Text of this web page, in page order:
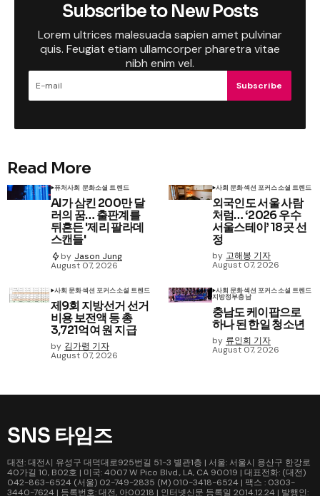
Subscribe to New Posts
Lorem ultrices malesuada sapien amet pulvinar
quis. Feugiat etiam ullamcorper pharetra vitae
nibh enim vel.
Subscribe
Read More
퓨처사회 문화소셜 트렌드
AI가 삼킨 200만 달
러의 꿈… 출판계를
뒤흔든 '제리 팔라데
스캔들'
by Jason Jung
August 07, 2026
사회 문화섹션 포커스소셜 트렌드
외국인도 서울 사람
처럼… ‘2026 우수
서울스테이’ 18곳 선
정
by 고해봉 기자
August 07, 2026
사회 문화섹션 포커스소셜 트렌드
제9회 지방선거 선거
비용 보전액 등 총
3,721억여 원 지급
by 김가령 기자
August 07, 2026
사회 문화섹션 포커스소셜 트렌드
지방정부충남
충남도 케이팝으로
하나 된 한일 청소년
by 류인희 기자
August 07, 2026
SNS 타임즈
대전: 대전시 유성구 대덕대로925번길 51-3 별관1층 | 서울: 서울시 용산구 한강로
40가길 10, B02호 | 미국: 4007 W Pico Blvd., LA, CA 90019 | 대표전화: (대전)
042-863-6524 (서울) 02-749-2835 (M) 010-3418-6524 | 팩스 : 0303-
3440-7624 | 등록번호: 대전, 아00218 | 인터넷신문 등록일 2014.12.24 | 발행인: